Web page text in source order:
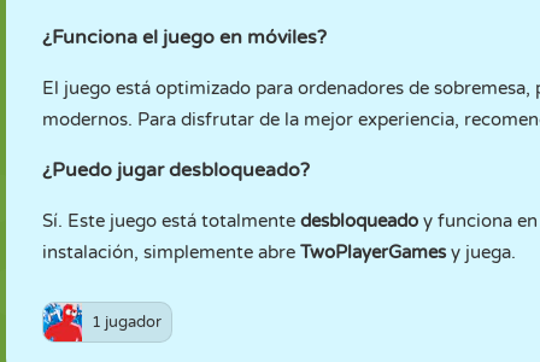
¿Funciona el juego en móviles?
El juego está optimizado para ordenadores de
modernos. Para disfrutar de la mejor experiencia,
¿Puedo jugar desbloqueado?
Sí. Este juego está totalmente desbloqueado y funciona
instalación, simplemente abre TwoPlayerGamesy juega.
1 jugador